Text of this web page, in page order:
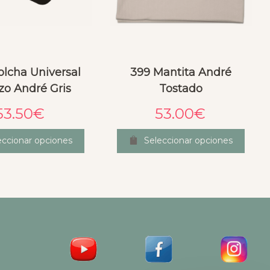
Universal
André Gris
€
opciones
399 Mantita André
Tostado
53.00€
Seleccionar opciones